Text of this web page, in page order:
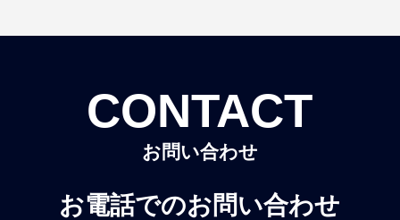
CONTACT
お問い合わせ
お電話でのお問い合わせ